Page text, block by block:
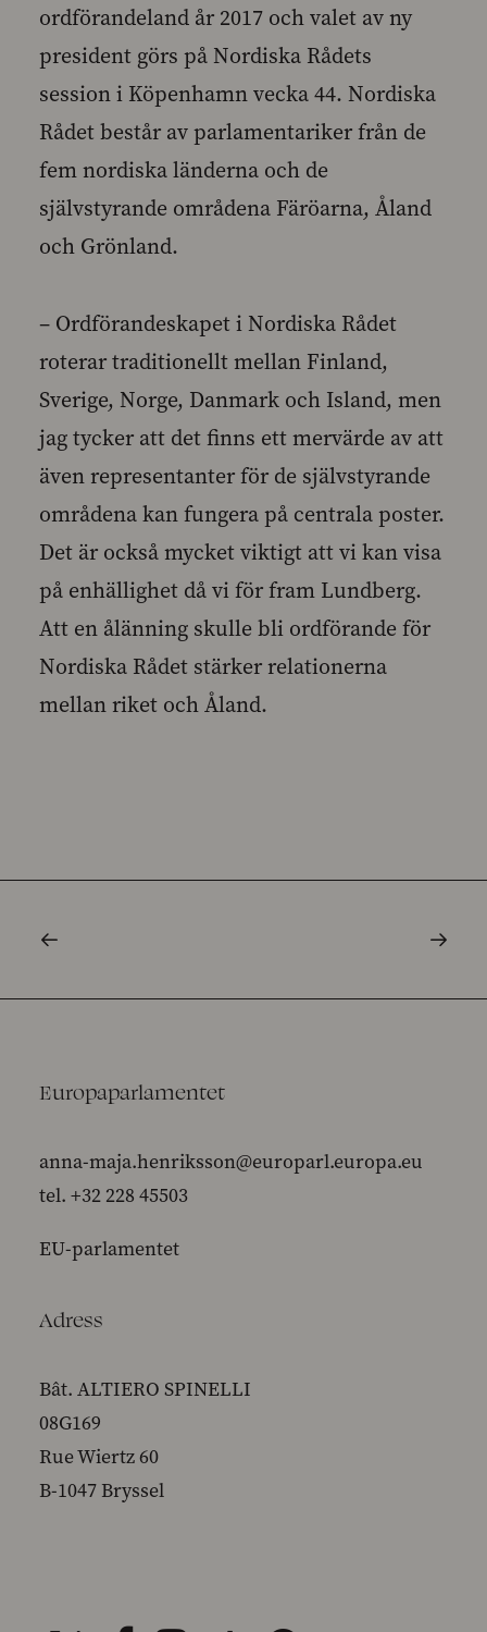
ordförandeland år 2017 och valet av ny
president görs på Nordiska Rådets
session i Köpenhamn vecka 44. Nordiska
Rådet består av parlamentariker från de
fem nordiska länderna och de
självstyrande områdena Färöarna, Åland
och Grönland.
– Ordförandeskapet i Nordiska Rådet
roterar traditionellt mellan Finland,
Sverige, Norge, Danmark och Island, men
jag tycker att det finns ett mervärde av att
även representanter för de självstyrande
områdena kan fungera på centrala poster.
Det är också mycket viktigt att vi kan visa
på enhällighet då vi för fram Lundberg.
Att en ålänning skulle bli ordförande för
Nordiska Rådet stärker relationerna
mellan riket och Åland.
Europaparlamentet
anna-maja.henriksson@europarl.europa.eu
tel. +32 228 45503
EU-parlamentet
Adress
Bât. ALTIERO SPINELLI
08G169
Rue Wiertz 60
B-1047 Bryssel